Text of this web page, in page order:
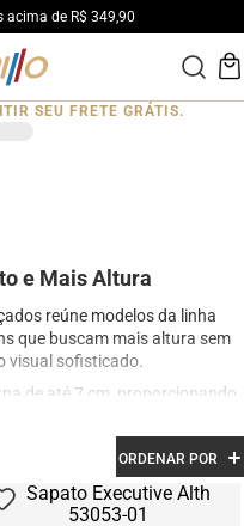
acima de R$ 349,90
SEU FRETE GRÁTIS.
e Mais Altura
reúne modelos da linha
que buscam mais altura sem
visual sofisticado.
de até 7 cm, proporcionando
Produzidos em couro
modelos oferecem excelente
moderno para ocasiões sociais,
sociais, casuais,
ORDENAR POR